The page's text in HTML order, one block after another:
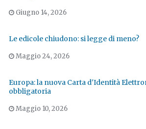
Giugno 14, 2026
Le edicole chiudono: si legge di meno?
Maggio 24, 2026
Europa: la nuova Carta d'Identità
obbligatoria
Maggio 10, 2026